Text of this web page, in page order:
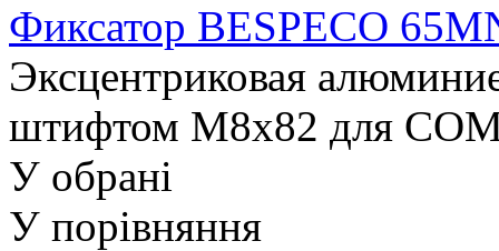
Фиксатор BESPECO
Эксцентриковая
штифтом M8x82 для
У обрані
У порівняння